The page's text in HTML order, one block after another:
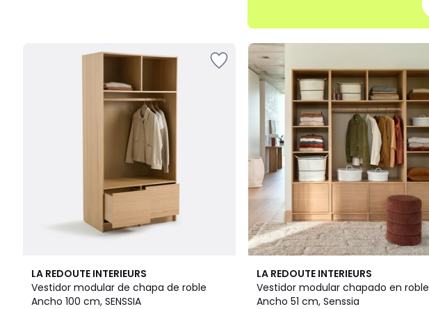
LA REDOUTE INTERIEURS
Vestidor modular de chapa de roble
Ancho 100 cm, SENSSIA
5
/
5
LA REDOUTE INTERIEURS
Vestidor modular chapado en roble
Ancho 51 cm, Senssia
5
/
5